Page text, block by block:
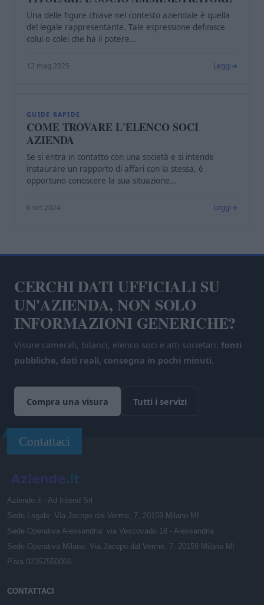
Una delle figure chiave nel contesto aziendale è quella
del legale rappresentante. Tale espressione definisce
colui o colei che ha il potere…
12 mag 2025 Leggi
GUIDE RAPIDE
COME TROVARE L'ELENCO SOCI
AZIENDA
Se si entra in contatto con una società e si intende
instaurare un rapporto di affari con la stessa, è
opportuno conoscere la sua situazione…
6 set 2024 Leggi
CERCHI DATI UFFICIALI SU
UN'AZIENDA, NON SOLO
INFORMAZIONI GENERICHE?
Visure camerali, bilanci, elenco soci e atti societari: fonti
pubbliche, dati reali, consegna in pochi minuti.
Compra una visura Tutti i servizi
Contattaci
Aziende.it - Ad Intend Srl
Sede Legale: Via Jacopo dal Verme, 7, 20159 Milano MI
Sede Operativa Alessandria: via Vescovado 18 - Alessandria
Sede Operativa Milano: Via Jacopo dal Verme, 7, 20159 Milano MI
P.iva 02357550066
CONTATTACI